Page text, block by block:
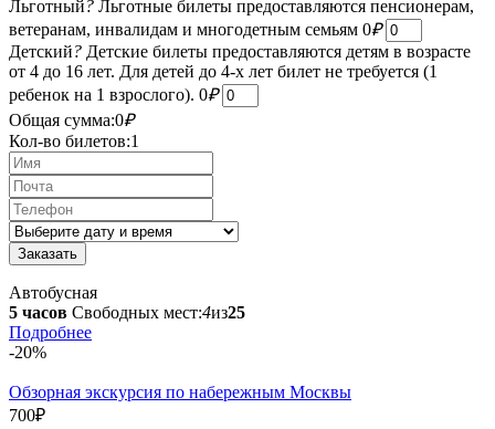
Льготный? Льготные билеты предоставляются пенсионерам,
ветеранам, инвалидам и многодетным семьям 0₽
Детский? Детские билеты предоставляются детям в возрасте
от 4 до 16 лет. Для детей до 4-х лет билет не требуется (1
ребенок на 1 взрослого). 0₽
Общая сумма:0₽
Кол-во билетов:1
Автобусная
5 часов Свободных мест:4из25
Подробнее
-20%
Обзорная экскурсия по набережным Москвы
700₽